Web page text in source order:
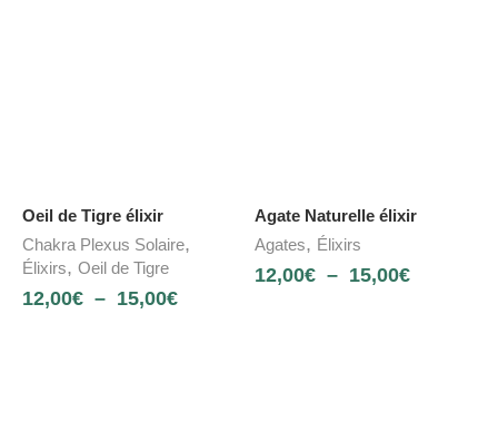
Oeil de Tigre élixir
Chakra Plexus Solaire,
Élixirs, Oeil de Tigre
12,00€ – 15,00€
Agate Naturelle élixir
Agates, Élixirs
12,00€ – 15,00€